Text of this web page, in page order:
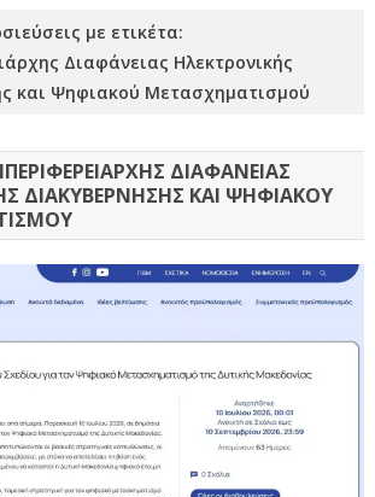
με ετικέτα:
Διαφάνειας Ηλεκτρονικής
και Ψηφιακού Μετασχηματισμού
ΔΙΑΦΆΝΕΙΑΣ
ΔΙΑΚΥΒΈΡΝΗΣΗΣ ΚΑΙ ΨΗΦΙΑΚΟΎ